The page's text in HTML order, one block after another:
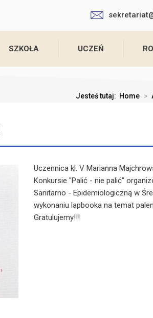
SZKOŁA UCZEŃ
Jesteś tutaj: Home >
Uczennica kl. V Marianna
Konkursie "Palić - nie palić"
Sanitarno - Epidemiologiczną w
wykonaniu lapbooka na temat
Gratulujemy!!!